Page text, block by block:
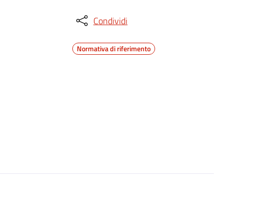
Condividi
Normativa di riferimento